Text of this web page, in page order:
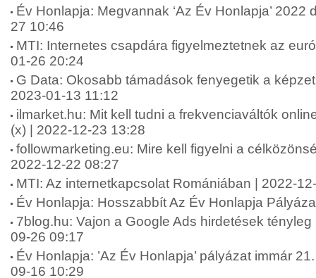
Év Honlapja: Megvannak ‘Az Év Honlapja’ 2022
27 10:46
MTI: Internetes csapdára figyelmeztetnek az
01-26 20:24
G Data: Okosabb támadások fenyegetik a
2023-01-13 11:12
ilmarket.hu: Mit kell tudni a frekvenciaváltók
(x) | 2022-12-23 13:28
followmarketing.eu: Mire kell figyelni a
2022-12-22 08:27
MTI: Az internetkapcsolat Romániában | 2022-
Év Honlapja: Hosszabbít Az Év Honlapja
7blog.hu: Vajon a Google Ads hirdetések
09-26 09:17
Év Honlapja: ’Az Év Honlapja’ pályázat immár
09-16 10:29